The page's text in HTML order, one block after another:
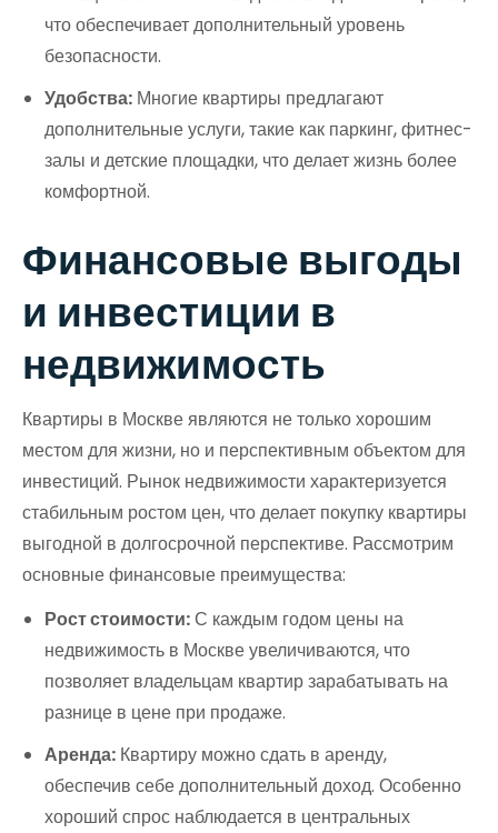
что обеспечивает дополнительный уровень
безопасности.
Удобства: Многие квартиры предлагают
дополнительные услуги, такие как паркинг, фитнес-
залы и детские площадки, что делает жизнь более
комфортной.
Финансовые выгоды
и инвестиции в
недвижимость
Квартиры в Москве являются не только хорошим
местом для жизни, но и перспективным объектом для
инвестиций. Рынок недвижимости характеризуется
стабильным ростом цен, что делает покупку квартиры
выгодной в долгосрочной перспективе. Рассмотрим
основные финансовые преимущества:
Рост стоимости:С каждым годом цены на
недвижимость в Москве увеличиваются, что
позволяет владельцам квартир зарабатывать на
разнице в цене при продаже.
Аренда: Квартиру можно сдать в аренду,
обеспечив себе дополнительный доход. Особенно
хороший спрос наблюдается в центральных